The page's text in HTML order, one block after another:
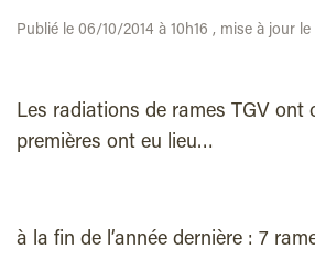
Publié le 06/10/2014 à 10h16 , mise à jour
Les radiations de rames TGV ont
premières ont eu lieu…
à la fin de l’année dernière : 7